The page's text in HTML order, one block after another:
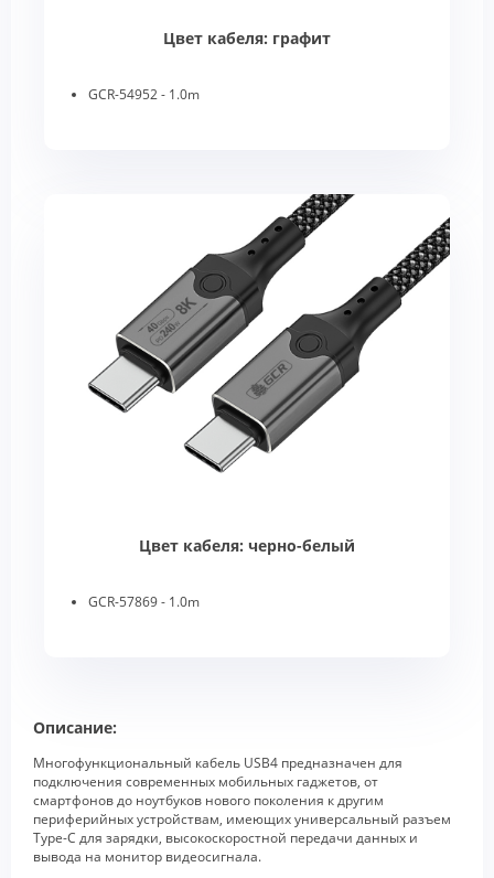
Цвет кабеля: графит
GCR-54952 - 1.0m
Цвет кабеля: черно-белый
GCR-57869 - 1.0m
Описание:
Многофункциональный кабель USB4 предназначен для
подключения современных мобильных гаджетов, от
смартфонов до ноутбуков нового поколения к другим
периферийных устройствам, имеющих универсальный разъем
Type-C для зарядки, высокоскоростной передачи данных и
вывода на монитор видеосигнала.